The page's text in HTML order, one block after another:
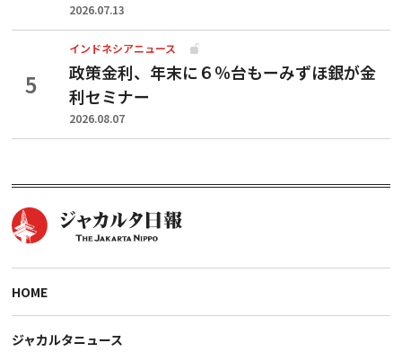
2026.07.13
インドネシアニュース
政策金利、年末に６％台もーみずほ銀が金
利セミナー
2026.08.07
HOME
ジャカルタニュース